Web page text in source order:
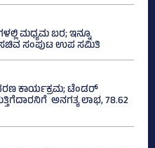
ಮಧ್ಯಮ ಬರ; ಇನ್ನೂ
ಸಂಪುಟ ಉಪ ಸಮಿತಿ
ಕಾರ್ಯಕ್ರಮ; ಟೆಂಡರ್
ಅನಗತ್ಯ ಲಾಭ, 78.62